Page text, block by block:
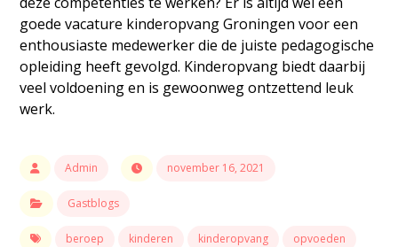
goede vacature kinderopvang Groningen voor een
enthousiaste medewerker die de juiste pedagogische
opleiding heeft gevolgd. Kinderopvang biedt daarbij
veel voldoening en is gewoonweg ontzettend leuk
werk.
Admin november 16, 2021
Gastblogs
beroep kinderen kinderopvang opvoeden